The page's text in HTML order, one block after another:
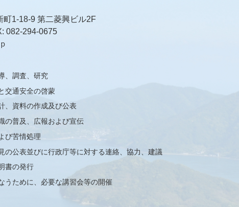
町1-18-9 第二菱興ビル2F
082-294-0675
、調査、研究
交通安全の啓蒙
、資料の作成及び公表
の普及、広報および宣伝
び苦情処理
の公表並びに行政庁等に対する連絡、協力、建議
書の発行
うために、必要な講習会等の開催